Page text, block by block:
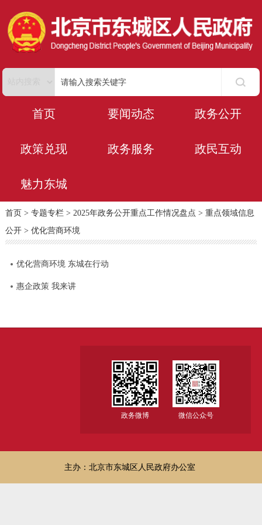
首页 要闻动态 政务公开
政策兑现 政务服务 政民互动
魅力东城
首页 > 专题专栏> 2025年政务公开重点工作情况盘点 > 重点领域信息
公开> 优化营商环境
优化营商环境 东城在行动
惠企政策 我来讲
政务微博 微信公众号
主办：北京市东城区人民政府办公室